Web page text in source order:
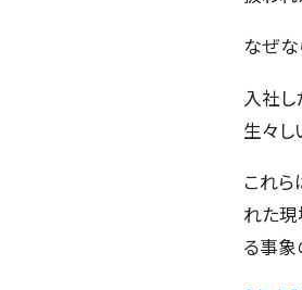
なぜな
入社し
生々し
これら
れた現
る事象